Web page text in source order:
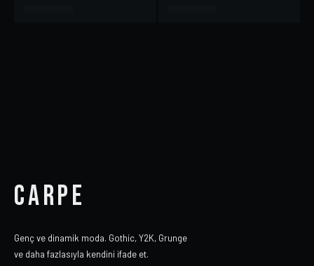
CARPE
Genç ve dinamik moda. Gothic, Y2K, Grunge
ve daha fazlasıyla kendini ifade et.